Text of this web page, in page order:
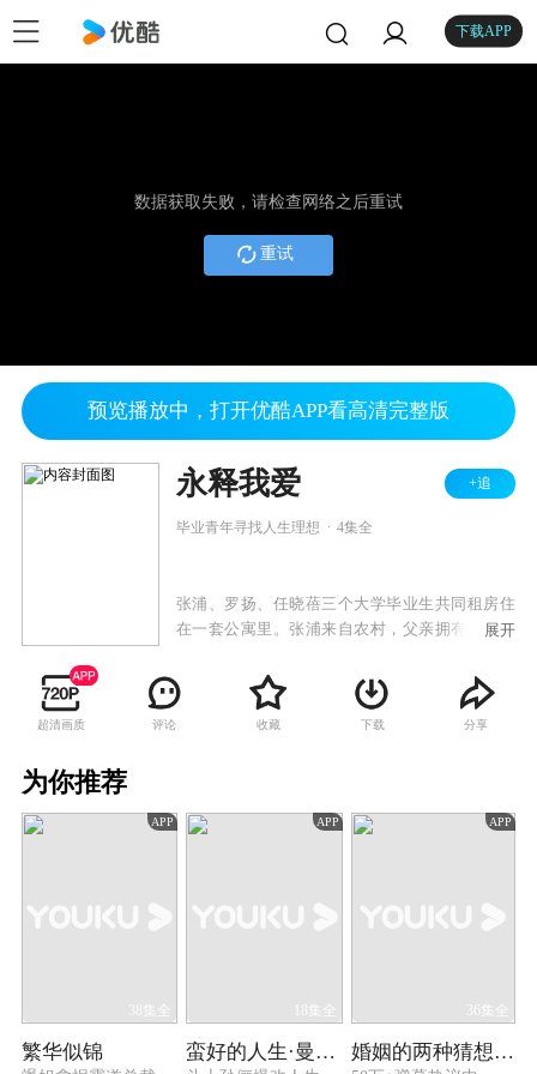
下载APP
数据获取失败，请检查网络之后重试
重试
预览播放中，打开优酷APP看高清完整版
永释我爱 +追
毕业青年寻找人生理想 4集全
张浦、罗扬、任晓蓓三个大学毕业生共同租房住
在一套公寓里。张浦来自农村，父亲拥有一个大
恋人。张浦家人要他与肥料厂厂长的女儿成婚。
为了帮助好兄弟张浦躲过家里订下的婚事，罗扬
临时起意，让任晓蓓假扮张浦女友。当张浦家人
蓓也为此离开了罗扬。张浦回到家乡为了拯救家
展开
超清画质 评论 收藏 下载 分享
为你推荐
APP
38集全
繁华似锦
APP
18集全
蛮好的人生·曼黎传
APP
36集全
婚姻的两种猜想 TV版